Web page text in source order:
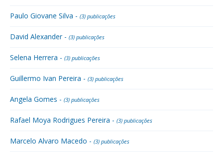
Paulo Giovane Silva - (3) publicações
David Alexander - (3) publicações
Selena Herrera - (3) publicações
Guillermo Ivan Pereira - (3) publicações
Angela Gomes - (3) publicações
Rafael Moya Rodrigues Pereira - (3) publicações
Marcelo Alvaro Macedo - (3) publicações